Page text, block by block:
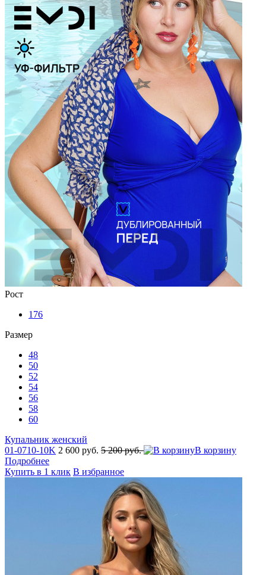
Рост
176
Размер
48
50
52
54
56
58
60
Купальник женский
01-0710-10K 2 600 руб. 5 200 руб.
В корзину
Подробнее
Купить в 1 клик В избранное